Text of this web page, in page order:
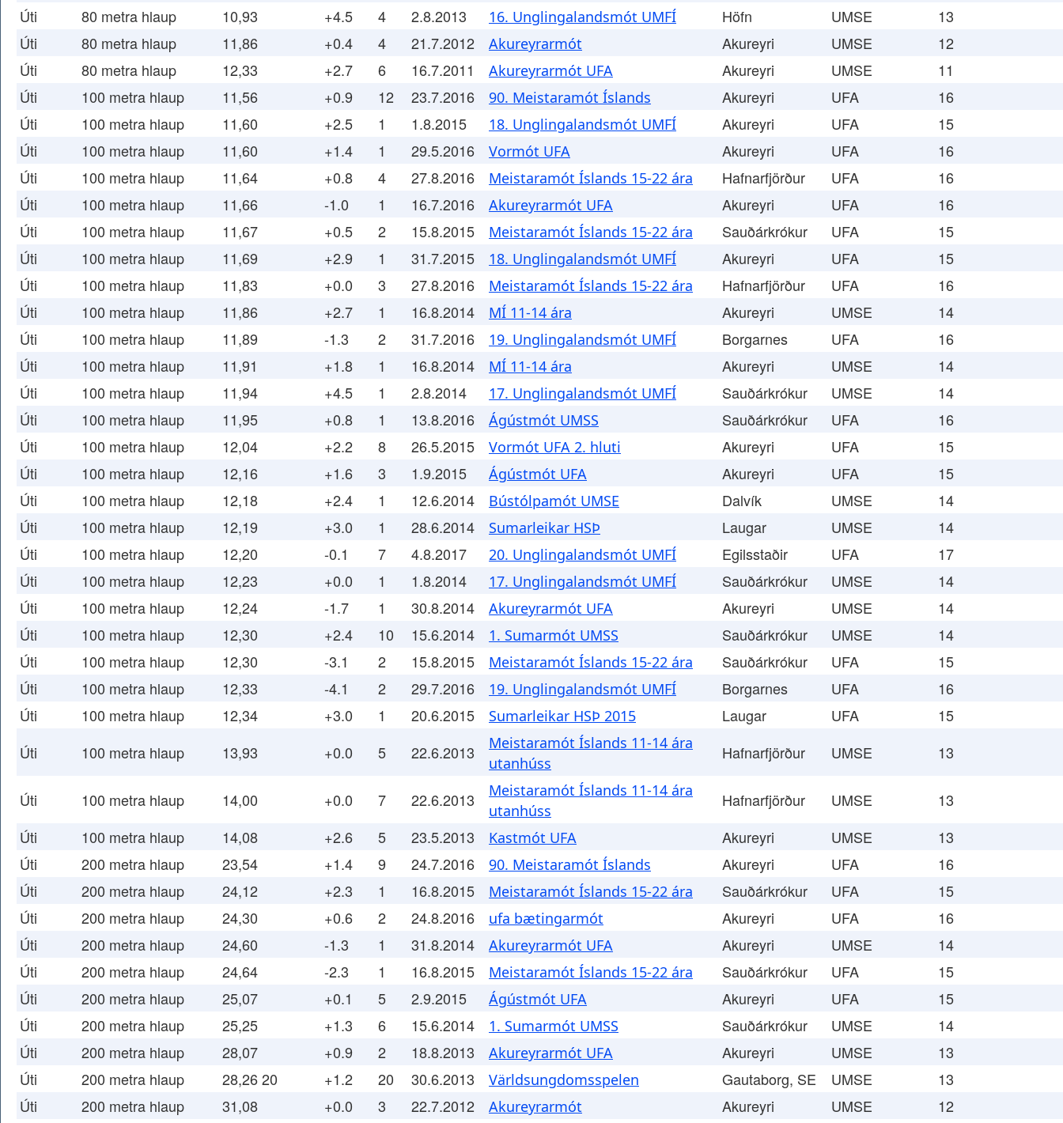
Úti
80 metra hlaup 10,93 +4.5 4 2.8.2013 16. Unglingalandsmót UMFÍ Höfn UMSE
13
Úti
80 metra hlaup 11,86 +0.4 4 21.7.2012 Akureyrarmót Akureyri UMSE
12
Úti
80 metra hlaup 12,33 +2.7 6 16.7.2011 Akureyrarmót UFA Akureyri UMSE
11
Úti
100 metra hlaup 11,56 +0.9 12 23.7.2016 90. Meistaramót Íslands Akureyri UFA
16
Úti
100 metra hlaup 11,60 +2.5 1 1.8.2015 18. Unglingalandsmót UMFÍ Akureyri UFA
15
Úti
100 metra hlaup 11,60 +1.4 1 29.5.2016 Vormót UFA Akureyri UFA
16
Úti
100 metra hlaup 11,64 +0.8 4 27.8.2016 Meistaramót Íslands 15-22 ára Hafnarfjörður UFA
16
Úti
100 metra hlaup 11,66 -1.0 1 16.7.2016 Akureyrarmót UFA Akureyri UFA
16
Úti
100 metra hlaup 11,67 +0.5 2 15.8.2015 Meistaramót Íslands 15-22 ára Sauðárkrókur UFA
15
Úti
100 metra hlaup 11,69 +2.9 1 31.7.2015 18. Unglingalandsmót UMFÍ Akureyri UFA
15
Úti
100 metra hlaup 11,83 +0.0 3 27.8.2016 Meistaramót Íslands 15-22 ára Hafnarfjörður UFA
16
Úti
100 metra hlaup 11,86 +2.7 1 16.8.2014 MÍ 11-14 ára Akureyri UMSE
14
Úti
100 metra hlaup 11,89 -1.3 2 31.7.2016 19. Unglingalandsmót UMFÍ Borgarnes UFA
16
Úti
100 metra hlaup 11,91 +1.8 1 16.8.2014 MÍ 11-14 ára Akureyri UMSE
14
Úti
100 metra hlaup 11,94 +4.5 1 2.8.2014 17. Unglingalandsmót UMFÍ Sauðárkrókur UMSE
14
Úti
100 metra hlaup 11,95 +0.8 1 13.8.2016 Ágústmót UMSS Sauðárkrókur UFA
16
Úti
100 metra hlaup 12,04 +2.2 8 26.5.2015 Vormót UFA 2. hluti Akureyri UFA
15
Úti
100 metra hlaup 12,16 +1.6 3 1.9.2015 Ágústmót UFA Akureyri UFA
15
Úti
100 metra hlaup 12,18 +2.4 1 12.6.2014 Bústólpamót UMSE Dalvík UMSE
14
Úti
100 metra hlaup 12,19 +3.0 1 28.6.2014 Sumarleikar HSÞ Laugar UMSE
14
Úti
100 metra hlaup 12,20 -0.1 7 4.8.2017 20. Unglingalandsmót UMFÍ Egilsstaðir UFA
17
Úti
100 metra hlaup 12,23 +0.0 1 1.8.2014 17. Unglingalandsmót UMFÍ Sauðárkrókur UMSE
14
Úti
100 metra hlaup 12,24 -1.7 1 30.8.2014 Akureyrarmót UFA Akureyri UMSE
14
Úti
100 metra hlaup 12,30 +2.4 10 15.6.2014 1. Sumarmót UMSS Sauðárkrókur UMSE
14
Úti
100 metra hlaup 12,30 -3.1 2 15.8.2015 Meistaramót Íslands 15-22 ára Sauðárkrókur UFA
15
Úti
100 metra hlaup 12,33 -4.1 2 29.7.2016 19. Unglingalandsmót UMFÍ Borgarnes UFA
16
Úti
100 metra hlaup 12,34 +3.0 1 20.6.2015 Sumarleikar HSÞ 2015 Laugar UFA
15
Úti
100 metra hlaup 13,93 +0.0 5 22.6.2013
Meistaramót Íslands 11-14 ára
utanhúss
Hafnarfjörður UMSE 13
Úti 100 metra hlaup 14,00 +0.0 7 22.6.2013
Meistaramót Íslands 11-14 ára
utanhúss
Hafnarfjörður UMSE
13
Úti
100 metra hlaup 14,08 +2.6 5 23.5.2013 Kastmót UFA Akureyri UMSE
13
Úti
200 metra hlaup 23,54 +1.4 9 24.7.2016 90. Meistaramót Íslands Akureyri UFA
16
Úti
200 metra hlaup 24,12 +2.3 1 16.8.2015 Meistaramót Íslands 15-22 ára Sauðárkrókur UFA
15
Úti
200 metra hlaup 24,30 +0.6 2 24.8.2016 ufa bætingarmót Akureyri UFA
16
Úti
200 metra hlaup 24,60 -1.3 1 31.8.2014 Akureyrarmót UFA Akureyri UMSE
14
Úti
200 metra hlaup 24,64 -2.3 1 16.8.2015 Meistaramót Íslands 15-22 ára Sauðárkrókur UFA
15
Úti
200 metra hlaup 25,07 +0.1 5 2.9.2015 Ágústmót UFA Akureyri UFA
15
Úti
200 metra hlaup 25,25 +1.3 6 15.6.2014 1. Sumarmót UMSS Sauðárkrókur UMSE
14
Úti
200 metra hlaup 28,07 +0.9 2 18.8.2013 Akureyrarmót UFA Akureyri UMSE
13
Úti
200 metra hlaup 28,26 20 +1.2 20 30.6.2013 Världsungdomsspelen Gautaborg, SE UMSE
13
Úti
200 metra hlaup 31,08 +0.0 3 22.7.2012 Akureyrarmót Akureyri UMSE
12